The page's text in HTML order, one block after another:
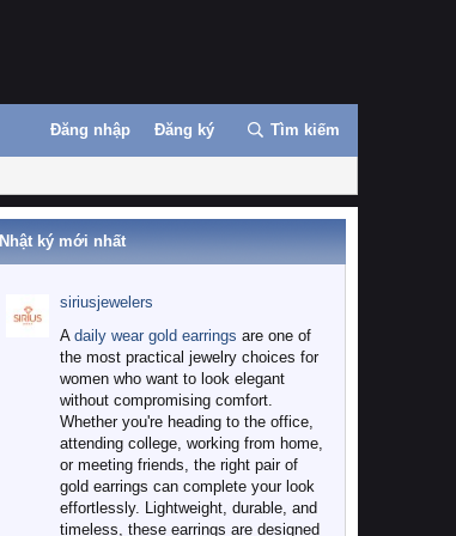
Đăng nhập Đăng ký Tìm kiếm
Nhật ký mới nhất
siriusjewelers
A daily wear gold earrings are one of
the most practical jewelry choices for
women who want to look elegant
without compromising comfort.
Whether you're heading to the office,
attending college, working from home,
or meeting friends, the right pair of
gold earrings can complete your look
effortlessly. Lightweight, durable, and
timeless, these earrings are designed